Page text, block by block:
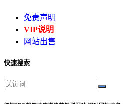
免责声明
VIP说明
网站出售
快速搜索